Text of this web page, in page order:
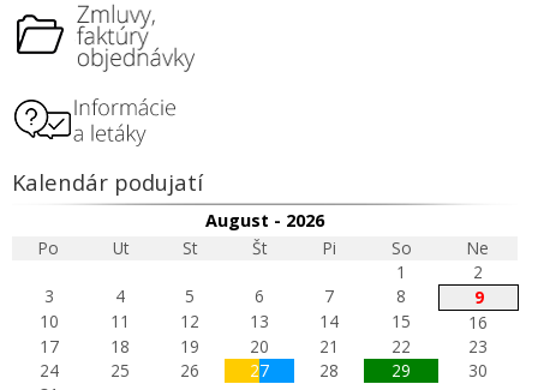
Kalendár podujatí
August - 2026
Po
Ut St Št Pi So
Ne
1
2
3
4 5 6 7 8
9
10
11 12 13 14 15
16
17
18 19 20 21 22
23
24
25 26 27 28 29
30